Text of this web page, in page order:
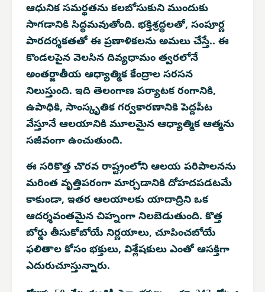
ఆధునిక సమర్థతను కలబోసుకుని ముందుకు
సాగడానికి సిద్ధమవుతోంది. భక్తిశ్రద్ధలతో, సంపూర్ణ
పారదర్శకతతో ఈ ప్రణాళికలను అమలు చేస్తే.. ఈ
కొండలపైన వెలసిన దివ్యధామం త్వరలోనే
అంతర్జాతీయ ఆధ్యాత్మిక కేంద్రాల సరసన
నిలుస్తుంది. ఇది తెలంగాణ పర్యాటక రంగానికి,
ఉపాధికి, సాంస్కృతిక గర్వకారణానికి పెద్దపీట
వేస్తూనే ఆలయానికి మూలమైన ఆధ్యాత్మిక ఆత్మను
సజీవంగా ఉంచుతుంది.
ఈ సరికొత్త చొరవ రాష్ట్రంలోని ఆలయ పరిపాలనను
మరింత వృత్తిపరంగా మార్చడానికి దోహదపడటమే
కాకుండా, ఇతర ఆలయాలకు యాదాద్రిని ఒక
ఆదర్శవంతమైన చిహ్నంగా నిలబెడుతుంది. కొత్త
బోర్డు తీసుకోబోయే నిర్ణయాలు, చూపించబోయే
ఫలితాల కోసం భక్తులు, విశ్లేషకులు ఎంతో ఆసక్తిగా
ఎదురుచూస్తున్నారు.